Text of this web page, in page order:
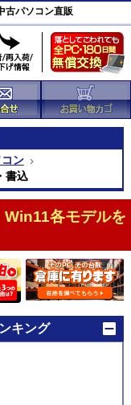
古パソコン直販
ン
書込
各モデルを
キング